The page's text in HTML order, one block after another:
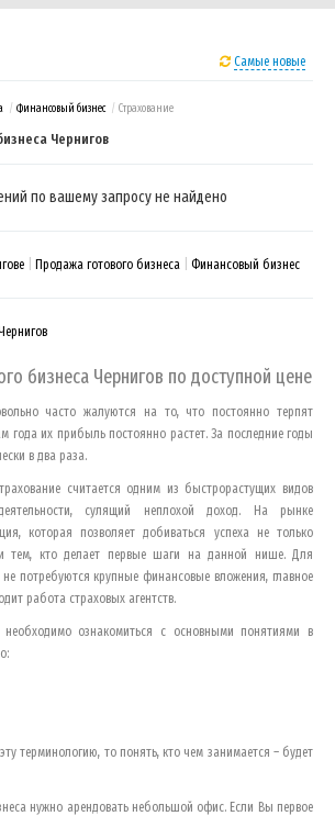
Самые новые
/ Финансовый бизнес / Страхование
Чернигов
по вашему запросу не найдено
Продажа готового бизнеса Финансовый бизнес
бизнеса Чернигов по доступной цене
часто жалуются на то, что постоянно терпят
года их прибыль постоянно растет. За последние годы
в два раза.
считается одним из быстрорастущих видов
деятельности, сулящий неплохой доход. На рынке
которая позволяет добиваться успеха не только
тем, кто делает первые шаги на данной нише. Для
потребуются крупные финансовые вложения, главное
работа страховых агентств.
ознакомиться с основными понятиями в
терминологию, то понять, кто чем занимается – будет
нужно арендовать небольшой офис. Если Вы первое